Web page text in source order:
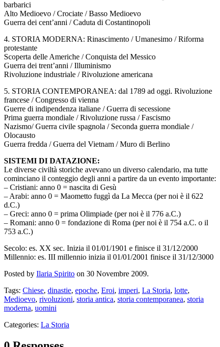
barbarici
Alto Medioevo / Crociate / Basso Medioevo
Guerra dei cent’anni / Caduta di Costantinopoli
4. STORIA MODERNA: Rinascimento / Umanesimo / Riforma
protestante
Scoperta delle Americhe / Conquista del Messico
Guerra dei trent’anni / Illuminismo
Rivoluzione industriale / Rivoluzione americana
5. STORIA CONTEMPORANEA: dal 1789 ad oggi. Rivoluzione
francese / Congresso di vienna
Guerre di indipendenza italiane / Guerra di secessione
Prima guerra mondiale / Rivoluzione russa / Fascismo
Nazismo/ Guerra civile spagnola / Seconda guerra mondiale /
Olocausto
Guerra fredda / Guerra del Vietnam / Muro di Berlino
SISTEMI DI DATAZIONE:
Le diverse civiltà storiche avevano un diverso calendario, ma tutte
cominciano il conteggio degli anni a partire da un evento importante:
– Cristiani: anno 0 = nascita di Gesù
– Arabi: anno 0 = Maometto fuggì da La Mecca (per noi è il 622
d.C.)
– Greci: anno 0 = prima Olimpiade (per noi è il 776 a.C.)
– Romani: anno 0 = fondazione di Roma (per noi è il 754 a.C. o il
753 a.C.)
Secolo: es. XX sec. Inizia il 01/01/1901 e finisce il 31/12/2000
Millennio: es. III millennio inizia il 01/01/2001 finisce il 31/12/3000
Posted by Ilaria Spirito on 30 Novembre 2009.
Tags: Chiese, dinastie, epoche, Eroi, imperi, La Storia, lotte,
Medioevo, rivoluzioni, storia antica, storia contemporanea, storia
moderna, uomini
Categories: La Storia